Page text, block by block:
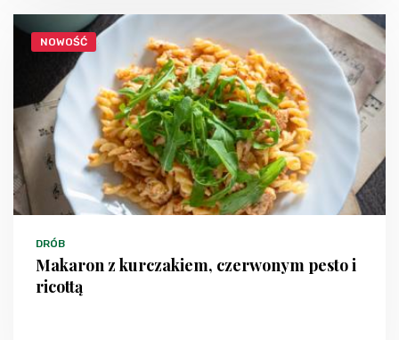
NOWOŚĆ
DRÓB
Makaron z kurczakiem, czerwonym pesto i
ricottą